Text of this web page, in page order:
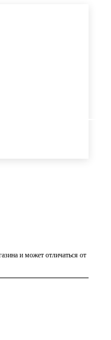
и может отличаться от